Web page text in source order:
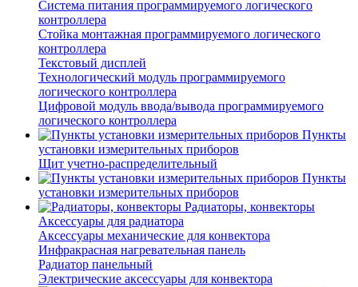
Система питания программируемого логического
контроллера
Стойка монтажная программируемого логического
контроллера
Текстовый дисплей
Технологический модуль программируемого
логического контроллера
Цифровой модуль ввода/вывода программируемого
логического контроллера
Пункты
установки измерительных приборов
Щит учетно-распределительный
Пункты
установки измерительных приборов
Радиаторы, конвекторы
Аксессуары для радиатора
Аксессуары механические для конвектора
Инфракрасная нагревательная панель
Радиатор панельный
Электрические аксессуары для конвектора